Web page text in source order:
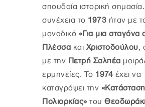
σπουδαία ιστορική
συνέχεια το 1973 ήταν με
μοναδικό «Για μια σταγόνα
Πλέσσα και Χριστοδούλου,
με την Πετρή Σαλπέα
ερμηνείες. Το 1974 έχει να
καταγράψει την «Κατάσταση
Πολιορκίας» του